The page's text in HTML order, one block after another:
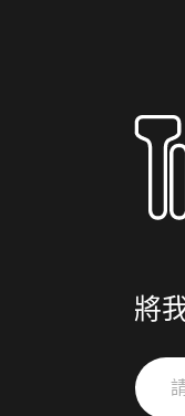
將
請
輸